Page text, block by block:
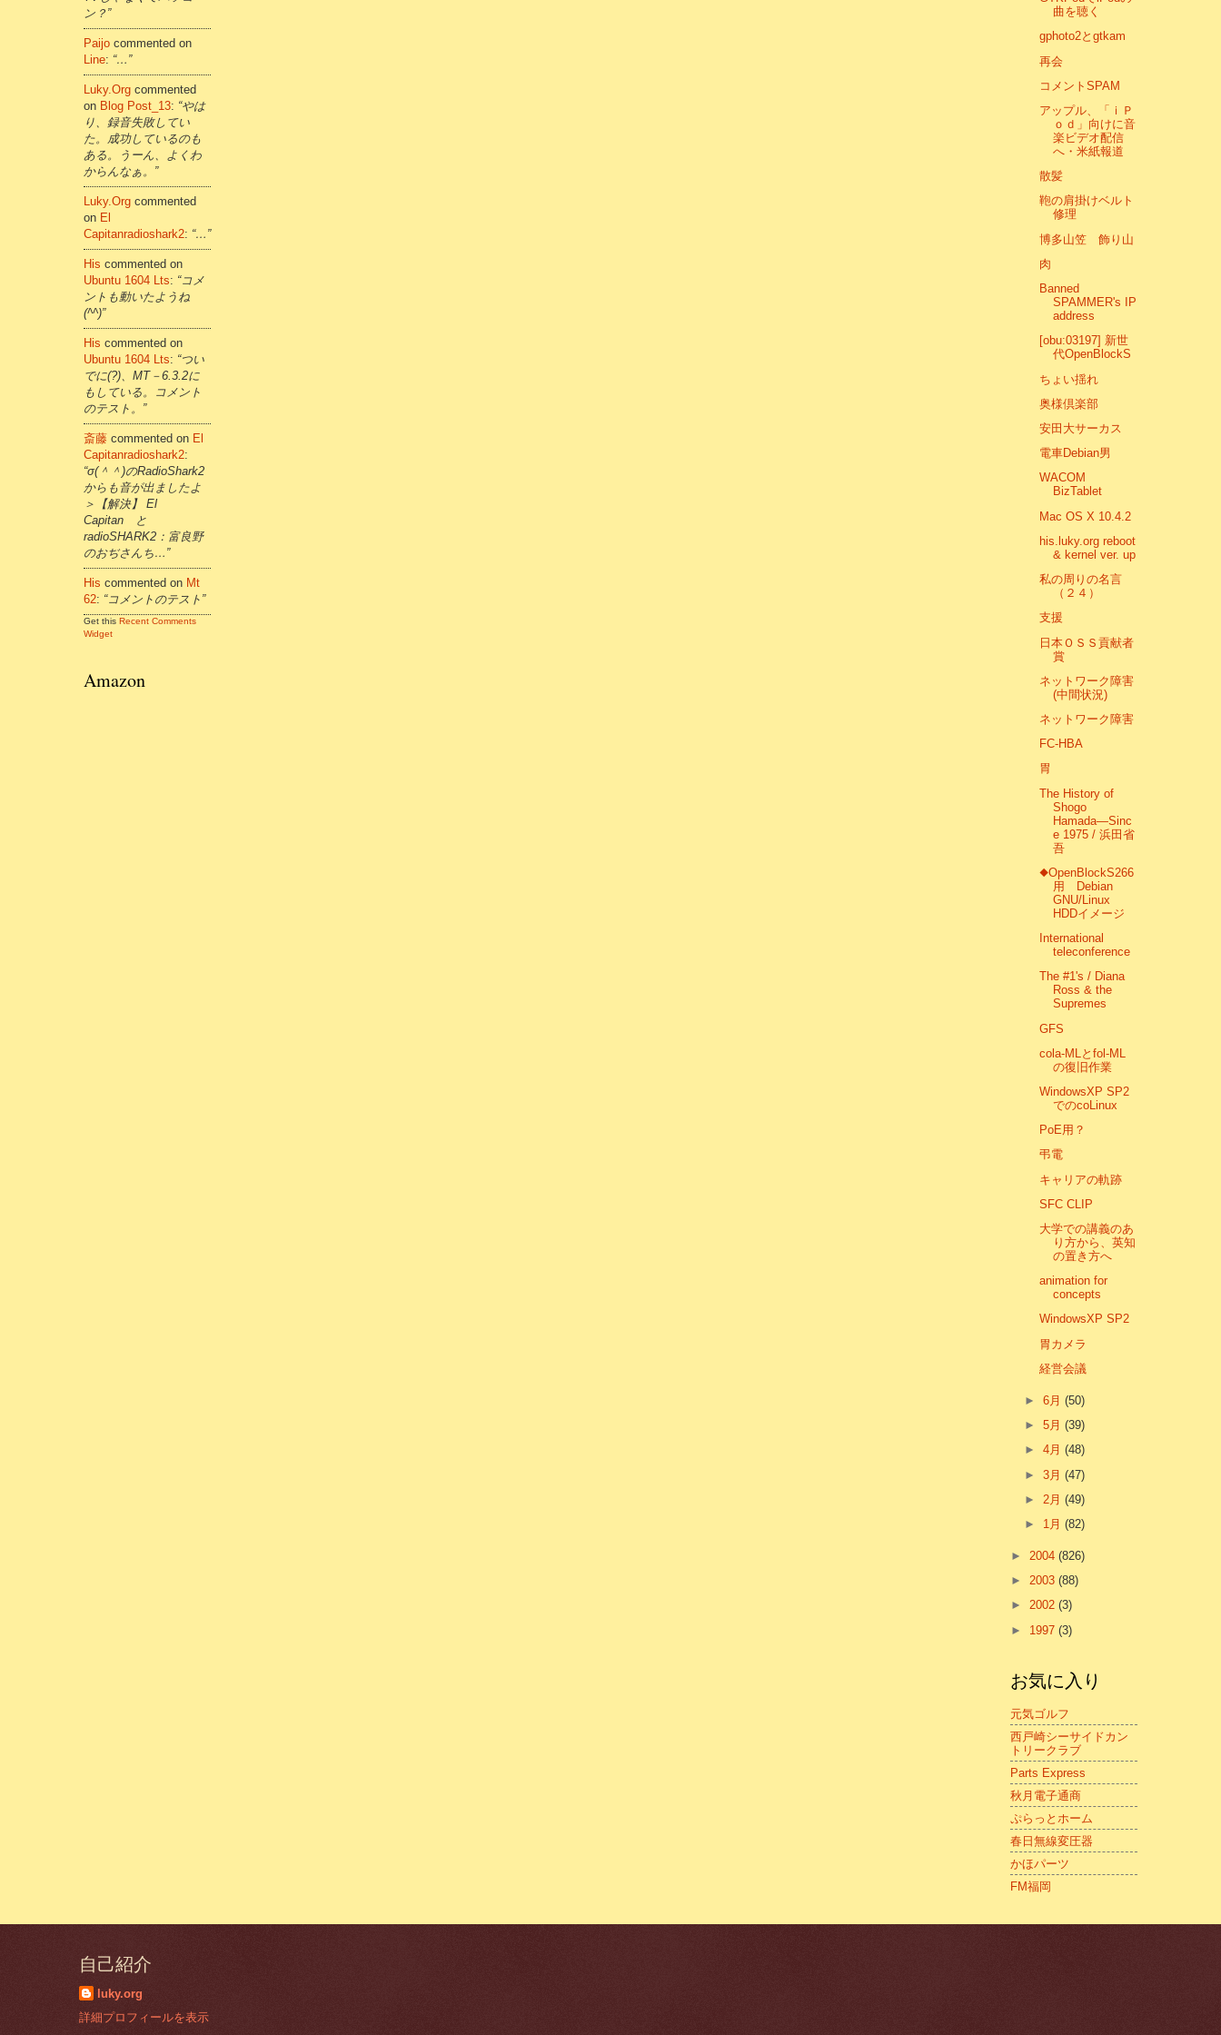
ン？”
Paijo commented on
Line: “…”
Luky.org commented
on Blog Post_13: “やは
り、録音失敗してい
た。成功しているのも
ある。うーん、よくわ
からんなぁ。”
Luky.org commented
on El
Capitanradioshark2: “…”
His commented on
Ubuntu 1604 Lts: “コメ
ントも動いたようね
(^^)”
His commented on
Ubuntu 1604 Lts: “つい
でに(?)、MT－6.3.2に
もしている。コメント
のテスト。”
斎藤 commented on El
Capitanradioshark2:
“σ(＾＾)のRadioShark2
からも音が出ましたよ
＞【解決】 El
Capitan と
radioSHARK2：富良野
のおぢさんち…”
His commented on Mt
62: “コメントのテスト”
Get this Recent Comments
Widget
Amazon
曲を聴く
gphoto2とgtkam
再会
コメントSPAM
アップル、「ｉＰ
ｏｄ」向けに音
楽ビデオ配信
へ・米紙報道
散髪
鞄の肩掛けベルト
修理
博多山笠 飾り山
肉
Banned
SPAMMER's IP
address
[obu:03197] 新世
代OpenBlockS
ちょい揺れ
奥様倶楽部
安田大サーカス
電車Debian男
WACOM
BizTablet
Mac OS X 10.4.2
his.luky.org reboot
& kernel ver. up
私の周りの名言
（２４）
支援
日本ＯＳＳ貢献者
賞
ネットワーク障害
(中間状況)
ネットワーク障害
FC-HBA
胃
The History of
Shogo
Hamada―Sinc
e 1975 / 浜田省
吾
◆OpenBlockS266
用 Debian
GNU/Linux
HDDイメージ
International
teleconference
The #1's / Diana
Ross & the
Supremes
GFS
cola-MLとfol-ML
の復旧作業
WindowsXP SP2
でのcoLinux
PoE用？
弔電
キャリアの軌跡
SFC CLIP
大学での講義のあ
り方から、英知
の置き方へ
animation for
concepts
WindowsXP SP2
胃カメラ
経営会議
►6月(50)
►5月(39)
►4月(48)
►3月(47)
► 2月(49)
► 1月(82)
► 2004 (826)
► 2003 (88)
► 2002 (3)
► 1997 (3)
お気に入り
元気ゴルフ
西戸崎シーサイドカン
トリークラブ
Parts Express
秋月電子通商
ぷらっとホーム
春日無線変圧器
かほパーツ
FM福岡
自己紹介
luky.org
詳細プロフィールを表示